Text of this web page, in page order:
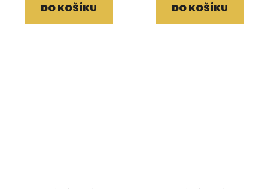
DO KOŠÍKU DO KOŠÍKU